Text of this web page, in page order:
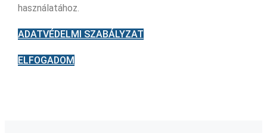
használatához.
ADATVÉDELMI SZABÁLYZAT
ELFOGADOM